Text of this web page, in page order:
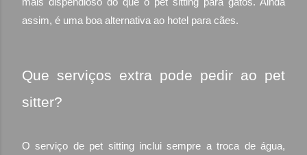
assim, é uma boa alternativa ao hotel para cães.
Que serviços extra pode pedir ao pet
sitter?
O serviço de pet sitting inclui sempre a troca de água,